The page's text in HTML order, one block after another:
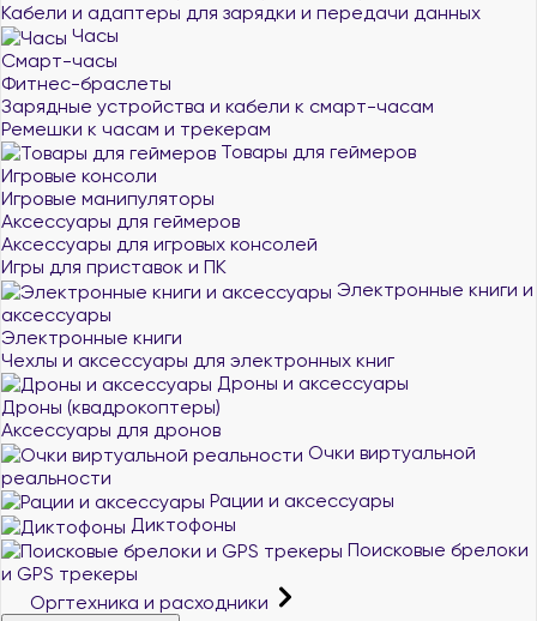
Кабели и адаптеры для зарядки и передачи данных
Часы
Смарт-часы
Фитнес-браслеты
Зарядные устройства и кабели к смарт-часам
Ремешки к часам и трекерам
Товары для геймеров
Игровые консоли
Игровые манипуляторы
Аксессуары для геймеров
Аксессуары для игровых консолей
Игры для приставок и ПК
Электронные книги и
аксессуары
Электронные книги
Чехлы и аксессуары для электронных книг
Дроны и аксессуары
Дроны (квадрокоптеры)
Аксессуары для дронов
Очки виртуальной
реальности
Рации и аксессуары
Диктофоны
Поисковые брелоки
и GPS трекеры
Оргтехника и расходники